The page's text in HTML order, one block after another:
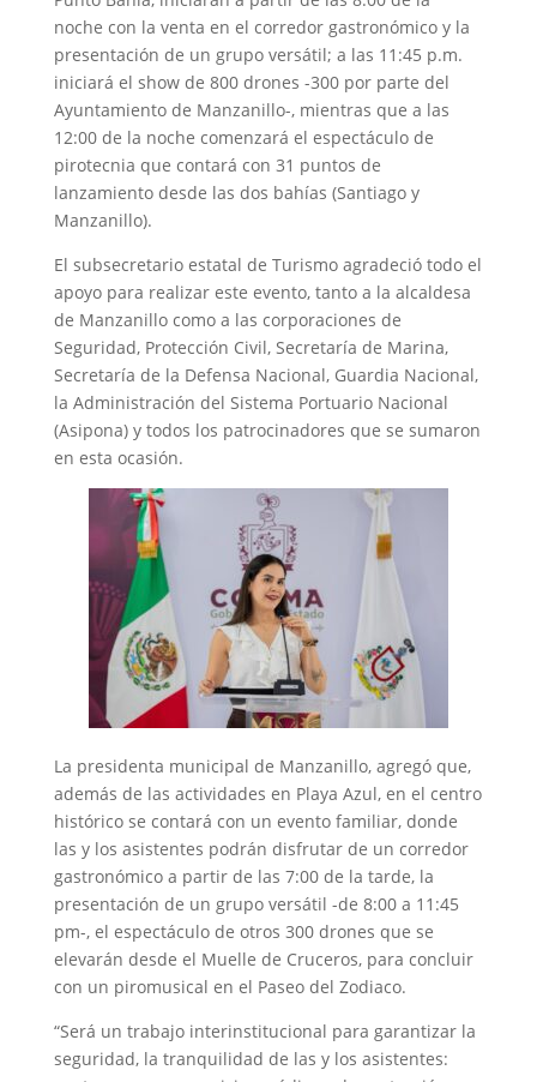
noche con la venta en el corredor gastronómico y la
presentación de un grupo versátil; a las 11:45 p.m.
iniciará el show de 800 drones -300 por parte del
Ayuntamiento de Manzanillo-, mientras que a las
12:00 de la noche comenzará el espectáculo de
pirotecnia que contará con 31 puntos de
lanzamiento desde las dos bahías (Santiago y
Manzanillo).
El subsecretario estatal de Turismo agradeció todo el
apoyo para realizar este evento, tanto a la alcaldesa
de Manzanillo como a las corporaciones de
Seguridad, Protección Civil, Secretaría de Marina,
Secretaría de la Defensa Nacional, Guardia Nacional,
la Administración del Sistema Portuario Nacional
(Asipona) y todos los patrocinadores que se sumaron
en esta ocasión.
La presidenta municipal de Manzanillo, agregó que,
además de las actividades en Playa Azul, en el centro
histórico se contará con un evento familiar, donde
las y los asistentes podrán disfrutar de un corredor
gastronómico a partir de las 7:00 de la tarde, la
presentación de un grupo versátil -de 8:00 a 11:45
pm-, el espectáculo de otros 300 drones que se
elevarán desde el Muelle de Cruceros, para concluir
con un piromusical en el Paseo del Zodiaco.
“Será un trabajo interinstitucional para garantizar la
seguridad, la tranquilidad de las y los asistentes: